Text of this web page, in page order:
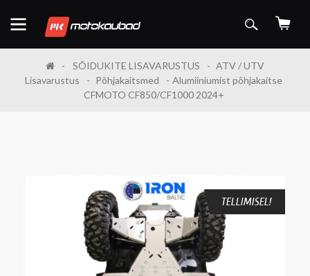
SÕIDUKITE LISAVARUSTUS
ATV / UTV
Lisavarustus
Põhjakaitsmed
Alumiiniumist põhjakaitse
CFMOTO CF850/CF1000 2024+
TELLIMISEL!